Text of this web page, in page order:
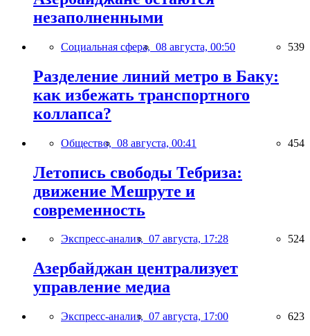
незаполненными
Социальная сфера, 08 августа, 00:50 539
Разделение линий метро в Баку:
как избежать транспортного
коллапса?
Общество, 08 августа, 00:41 454
Летопись свободы Тебриза:
движение Мешруте и
современность
Экспресс-анализ, 07 августа, 17:28 524
Азербайджан централизует
управление медиа
Экспресс-анализ, 07 августа, 17:00 623